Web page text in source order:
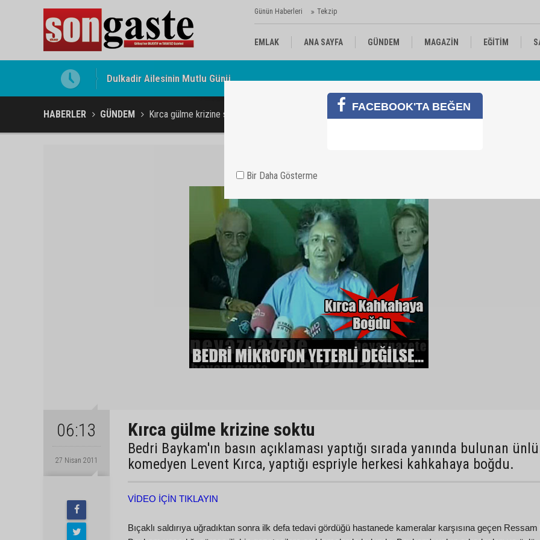
Günün Haberleri Tekzip
EMLAK ANA SAYFA GÜNDEM MAGAZİN EĞİTİM
Gölbaşı Esnafının Sesi Ankara Kalkınma Ajansı'nda
HABERLER GÜNDEM Kırca gülme krizine soktu
06:13
27 Nisan 2011
Kırca gülme krizine soktu
Bedri Baykam'ın basın açıklaması yaptığı sırada yanında bulunan ünlü
komedyen Levent Kırca, yaptığı espriyle herkesi kahkahaya boğdu.
VİDEO İÇİN TIKLAYIN
Bıçaklı saldırıya uğradıktan sonra ilk defa tedavi gördüğü hastanede kameralar karşısına geçen
FACEBOOK'TA BEĞEN
Bir Daha Gösterme